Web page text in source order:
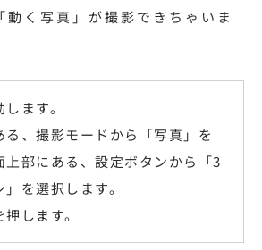
動く写真」が撮影できちゃいま
ます。
る、撮影モードから「写真」を
上部にある、設定ボタンから「3
を選択します。
します。